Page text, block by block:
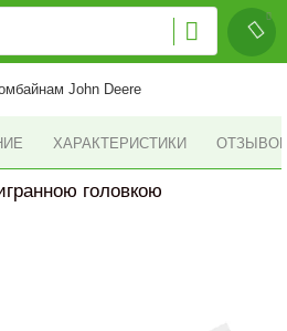
John Deere
ХАРАКТЕРИСТИКИ ОТЗЫВОВ
головкою